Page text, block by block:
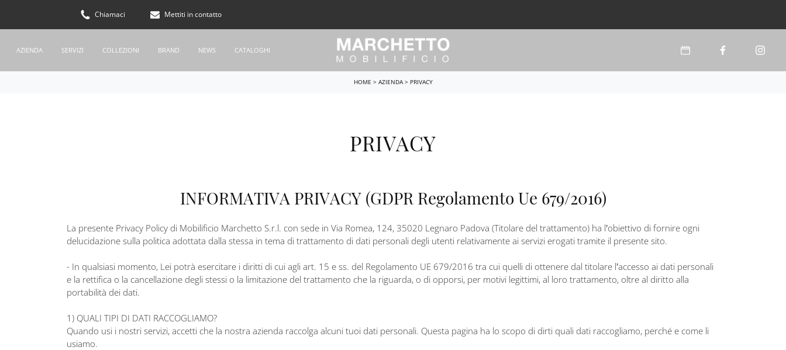
Chiamaci Mettiti in contatto
AZIENDA SERVIZI COLLEZIONI BRAND NEWS CATALOGHI
HOME > AZIENDA > PRIVACY
PRIVACY
INFORMATIVA PRIVACY (GDPR Regolamento Ue 679/2016)
La presente Privacy Policy di Mobilificio Marchetto S.r.l. con sede in Via Romea, 124, 35020 Legnaro Padova (Titolare del trattamento) ha l’obiettivo di fornire ogni
delucidazione sulla politica adottata dalla stessa in tema di trattamento di dati personali degli utenti relativamente ai servizi erogati tramite il presente sito.
- In qualsiasi momento, Lei potrà esercitare i diritti di cui agli art. 15 e ss. del Regolamento UE 679/2016 tra cui quelli di ottenere dal titolare l’accesso ai dati personali
e la rettifica o la cancellazione degli stessi o la limitazione del trattamento che la riguarda, o di opporsi, per motivi legittimi, al loro trattamento, oltre al diritto alla
portabilità dei dati.
1) QUALI TIPI DI DATI RACCOGLIAMO?
Quando usi i nostri servizi, accetti che la nostra azienda raccolga alcuni tuoi dati personali. Questa pagina ha lo scopo di dirti quali dati raccogliamo, perché e come li
usiamo.